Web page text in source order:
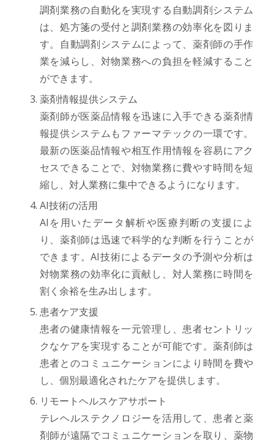
調剤業務の自動化を実現する自動調剤システム
は、処方箋の受付と調剤業務の効率化を図りま
す。自動調剤システムによって、薬剤師の手作
業を減らし、対物業務への負担を軽減すること
ができます。
薬剤情報提供システム
薬剤師が医薬品情報を迅速に入手できる薬剤情
報提供システムもファーマテックの一環です。
最新の医薬品情報や相互作用情報を容易にアク
セスできることで、対物業務に費やす時間を短
縮し、対人業務に集中できるようになります。
AI技術の活用
AIを用いたデータ解析や医療判断の支援によ
り、薬剤師は迅速で科学的な判断を行うことが
できます。AI技術によるデータの予測や分析は
対物業務の効率化に貢献し、対人業務に時間を
割く余裕を生み出します。
患者ケア支援
患者の健康情報を一元管理し、患者セントリッ
クなケアを実現することが可能です。薬剤師は
患者とのコミュニケーションにより時間を費や
し、個別最適化されたケアを提供します。
リモートヘルスケアサポート
テレヘルステクノロジーを活用して、患者と薬
剤師が遠隔でコミュニケーションを取り、薬物